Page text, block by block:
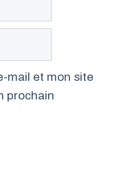
mail et mon site
prochain